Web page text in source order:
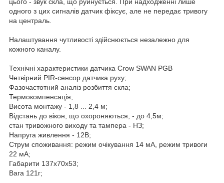
одного з цих сигналів датчик фіксує, але не передає тривогу
на централь.
Налаштування чутливості здійснюється незалежно для
кожного каналу.
Технічні характеристики датчика Crow SWAN PGB
Четвірний PIR-сенсор датчика руху;
Фазочастотний аналіз розбиття скла;
Термокомпенсація;
Висота монтажу - 1,8 ... 2,4 м;
Відстань до вікон, що охороняються, - до 4,5м;
стан тривожного виходу та тампера - НЗ;
Напруга живлення - 12В;
Струм споживання: режим очікування 14 мА, режим тривоги
22 мА;
Габарити 137х70х53;
Вага 121г;